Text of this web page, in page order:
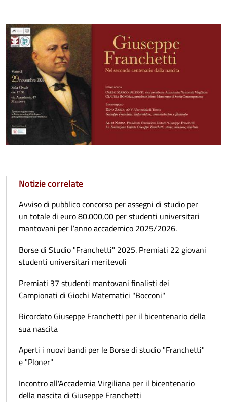
Notizie correlate
Avviso di pubblico concorso per assegni di studio per
un totale di euro 80.000,00 per studenti universitari
mantovani per l’anno accademico 2025/2026.
Borse di Studio "Franchetti" 2025. Premiati 22 giovani
studenti universitari meritevoli
Premiati 37 studenti mantovani finalisti dei
Campionati di Giochi Matematici "Bocconi"
Ricordato Giuseppe Franchetti per il bicentenario della
sua nascita
Aperti i nuovi bandi per le Borse di studio "Franchetti"
e "Ploner"
Incontro all'Accademia Virgiliana per il bicentenario
della nascita di Giuseppe Franchetti